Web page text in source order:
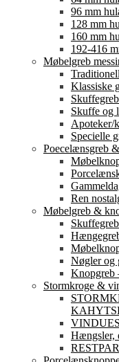
96 mm
128 mm
160 mm
192-416
Møbelgreb
Klassiske
Skuffe og
Apoteker/
Specielle
Poecelænsgreb
Ren
Møbelgreb &
Nøgler og
Knopgreb
Stormkroge &
Hængsler,